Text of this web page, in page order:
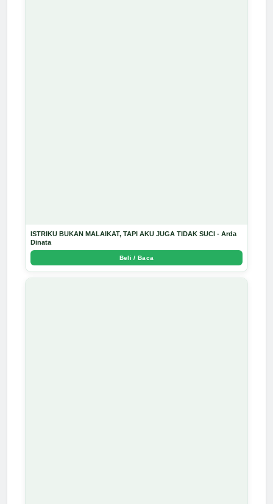
ISTRIKU BUKAN MALAIKAT, TAPI AKU JUGA TIDAK SUCI - Arda
Dinata
Beli / Baca